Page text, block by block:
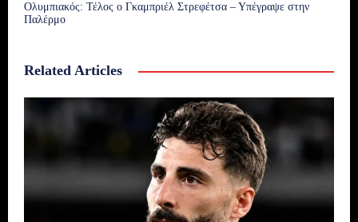
Ολυμπιακός: Τέλος ο Γκαμπριέλ Στρεφέτσα – Υπέγραψε στην
Παλέρμο
Related Articles